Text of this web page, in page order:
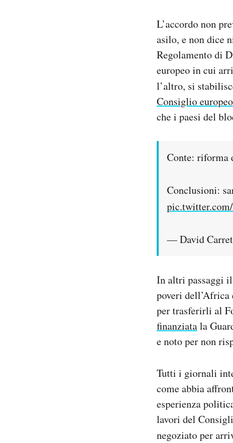
L’accordo non
asilo, e non dice
Regolamento di
europeo in cui
l’altro, si
Consiglio europeo
che i paesi del
Conte: riforma
Conclusioni:
— David
In altri passaggi
poveri
per trasferirli al
finanziatala
e noto per non
Tutti i giornali
come abbia
esperienza
lavori del
negoziato per